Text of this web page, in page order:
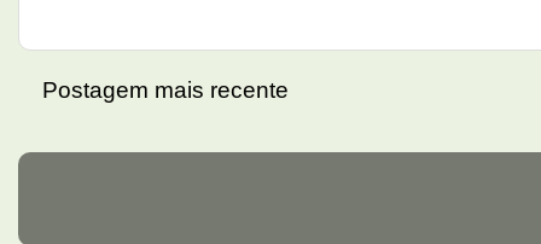
Postagem mais recente